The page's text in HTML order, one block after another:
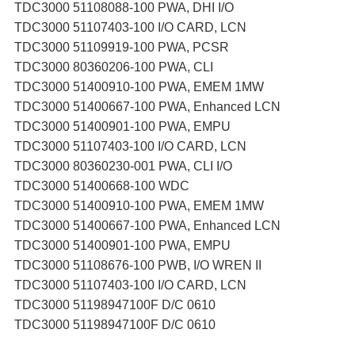
TDC3000 51108088-100 PWA, DHI I/O
TDC3000 51107403-100 I/O CARD, LCN
TDC3000 51109919-100 PWA, PCSR
TDC3000 80360206-100 PWA, CLI
TDC3000 51400910-100 PWA, EMEM 1MW
TDC3000 51400667-100 PWA, Enhanced LCN
TDC3000 51400901-100 PWA, EMPU
TDC3000 51107403-100 I/O CARD, LCN
TDC3000 80360230-001 PWA, CLI I/O
TDC3000 51400668-100 WDC
TDC3000 51400910-100 PWA, EMEM 1MW
TDC3000 51400667-100 PWA, Enhanced LCN
TDC3000 51400901-100 PWA, EMPU
TDC3000 51108676-100 PWB, I/O WREN II
TDC3000 51107403-100 I/O CARD, LCN
TDC3000 51198947100F D/C 0610
TDC3000 51198947100F D/C 0610